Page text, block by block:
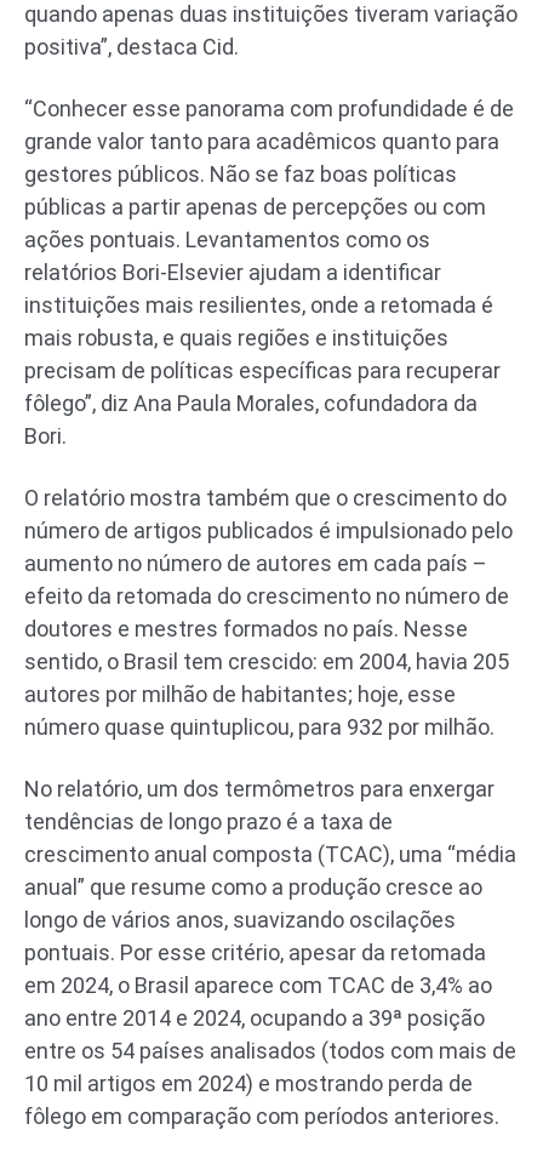
quando apenas duas instituições tiveram variação
positiva”, destaca Cid.
“Conhecer esse panorama com profundidade é de
grande valor tanto para acadêmicos quanto para
gestores públicos. Não se faz boas políticas
públicas a partir apenas de percepções ou com
ações pontuais. Levantamentos como os
relatórios Bori-Elsevier ajudam a identificar
instituições mais resilientes, onde a retomada é
mais robusta, e quais regiões e instituições
precisam de políticas específicas para recuperar
fôlego”, diz Ana Paula Morales, cofundadora da
Bori.
O relatório mostra também que o crescimento do
número de artigos publicados é impulsionado pelo
aumento no número de autores em cada país –
efeito da retomada do crescimento no número de
doutores e mestres formados no país. Nesse
sentido, o Brasil tem crescido: em 2004, havia 205
autores por milhão de habitantes; hoje, esse
número quase quintuplicou, para 932 por milhão.
No relatório, um dos termômetros para enxergar
tendências de longo prazo é a taxa de
crescimento anual composta (TCAC), uma “média
anual” que resume como a produção cresce ao
longo de vários anos, suavizando oscilações
pontuais. Por esse critério, apesar da retomada
em 2024, o Brasil aparece com TCAC de 3,4% ao
ano entre 2014 e 2024, ocupando a 39ª posição
entre os 54 países analisados (todos com mais de
10 mil artigos em 2024) e mostrando perda de
fôlego em comparação com períodos anteriores.